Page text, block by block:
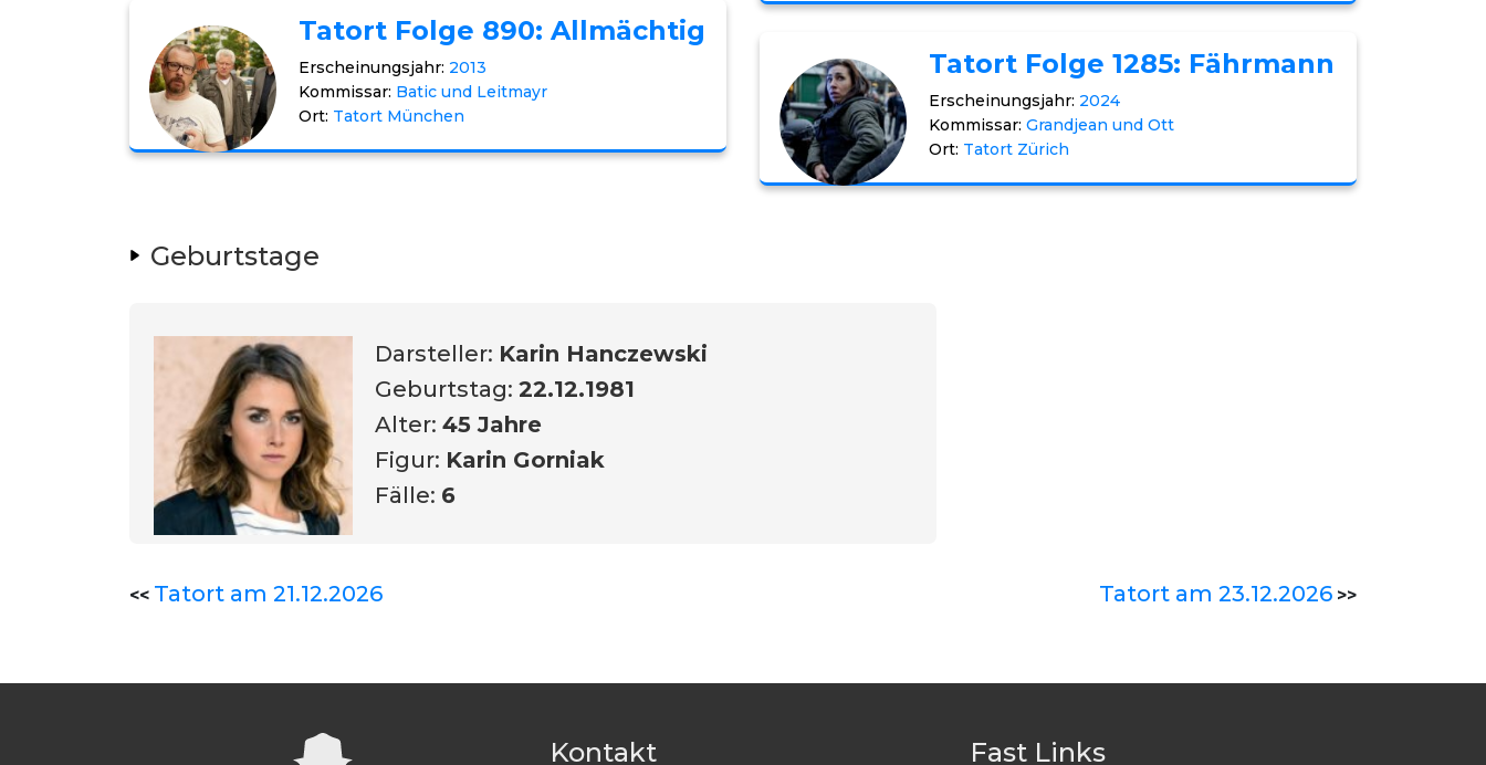
Tatort Folge 890: Allmächtig
Erscheinungsjahr: 2013
Kommissar: Batic und Leitmayr
Ort: Tatort München
Tatort Folge 1285: Fährmann
Erscheinungsjahr: 2024
Kommissar: Grandjean und Ott
Ort: Tatort Zürich
Geburtstage
Darsteller: Karin Hanczewski
Geburtstag: 22.12.1981
Alter: 45 Jahre
Figur: Karin Gorniak
Fälle: 6
<< Tatort am 21.12.2026 Tatort am 23.12.2026 >>
Kontakt Fast Links